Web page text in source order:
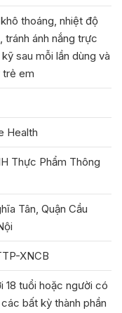
thoáng, nhiệt độ
tránh ánh nắng trực
sau mỗi lần dùng và
trẻ em
Health
Thực Phẩm Thông
Tân, Quận Cầu
XNCB
18 tuổi hoặc người có
bất kỳ thành phần